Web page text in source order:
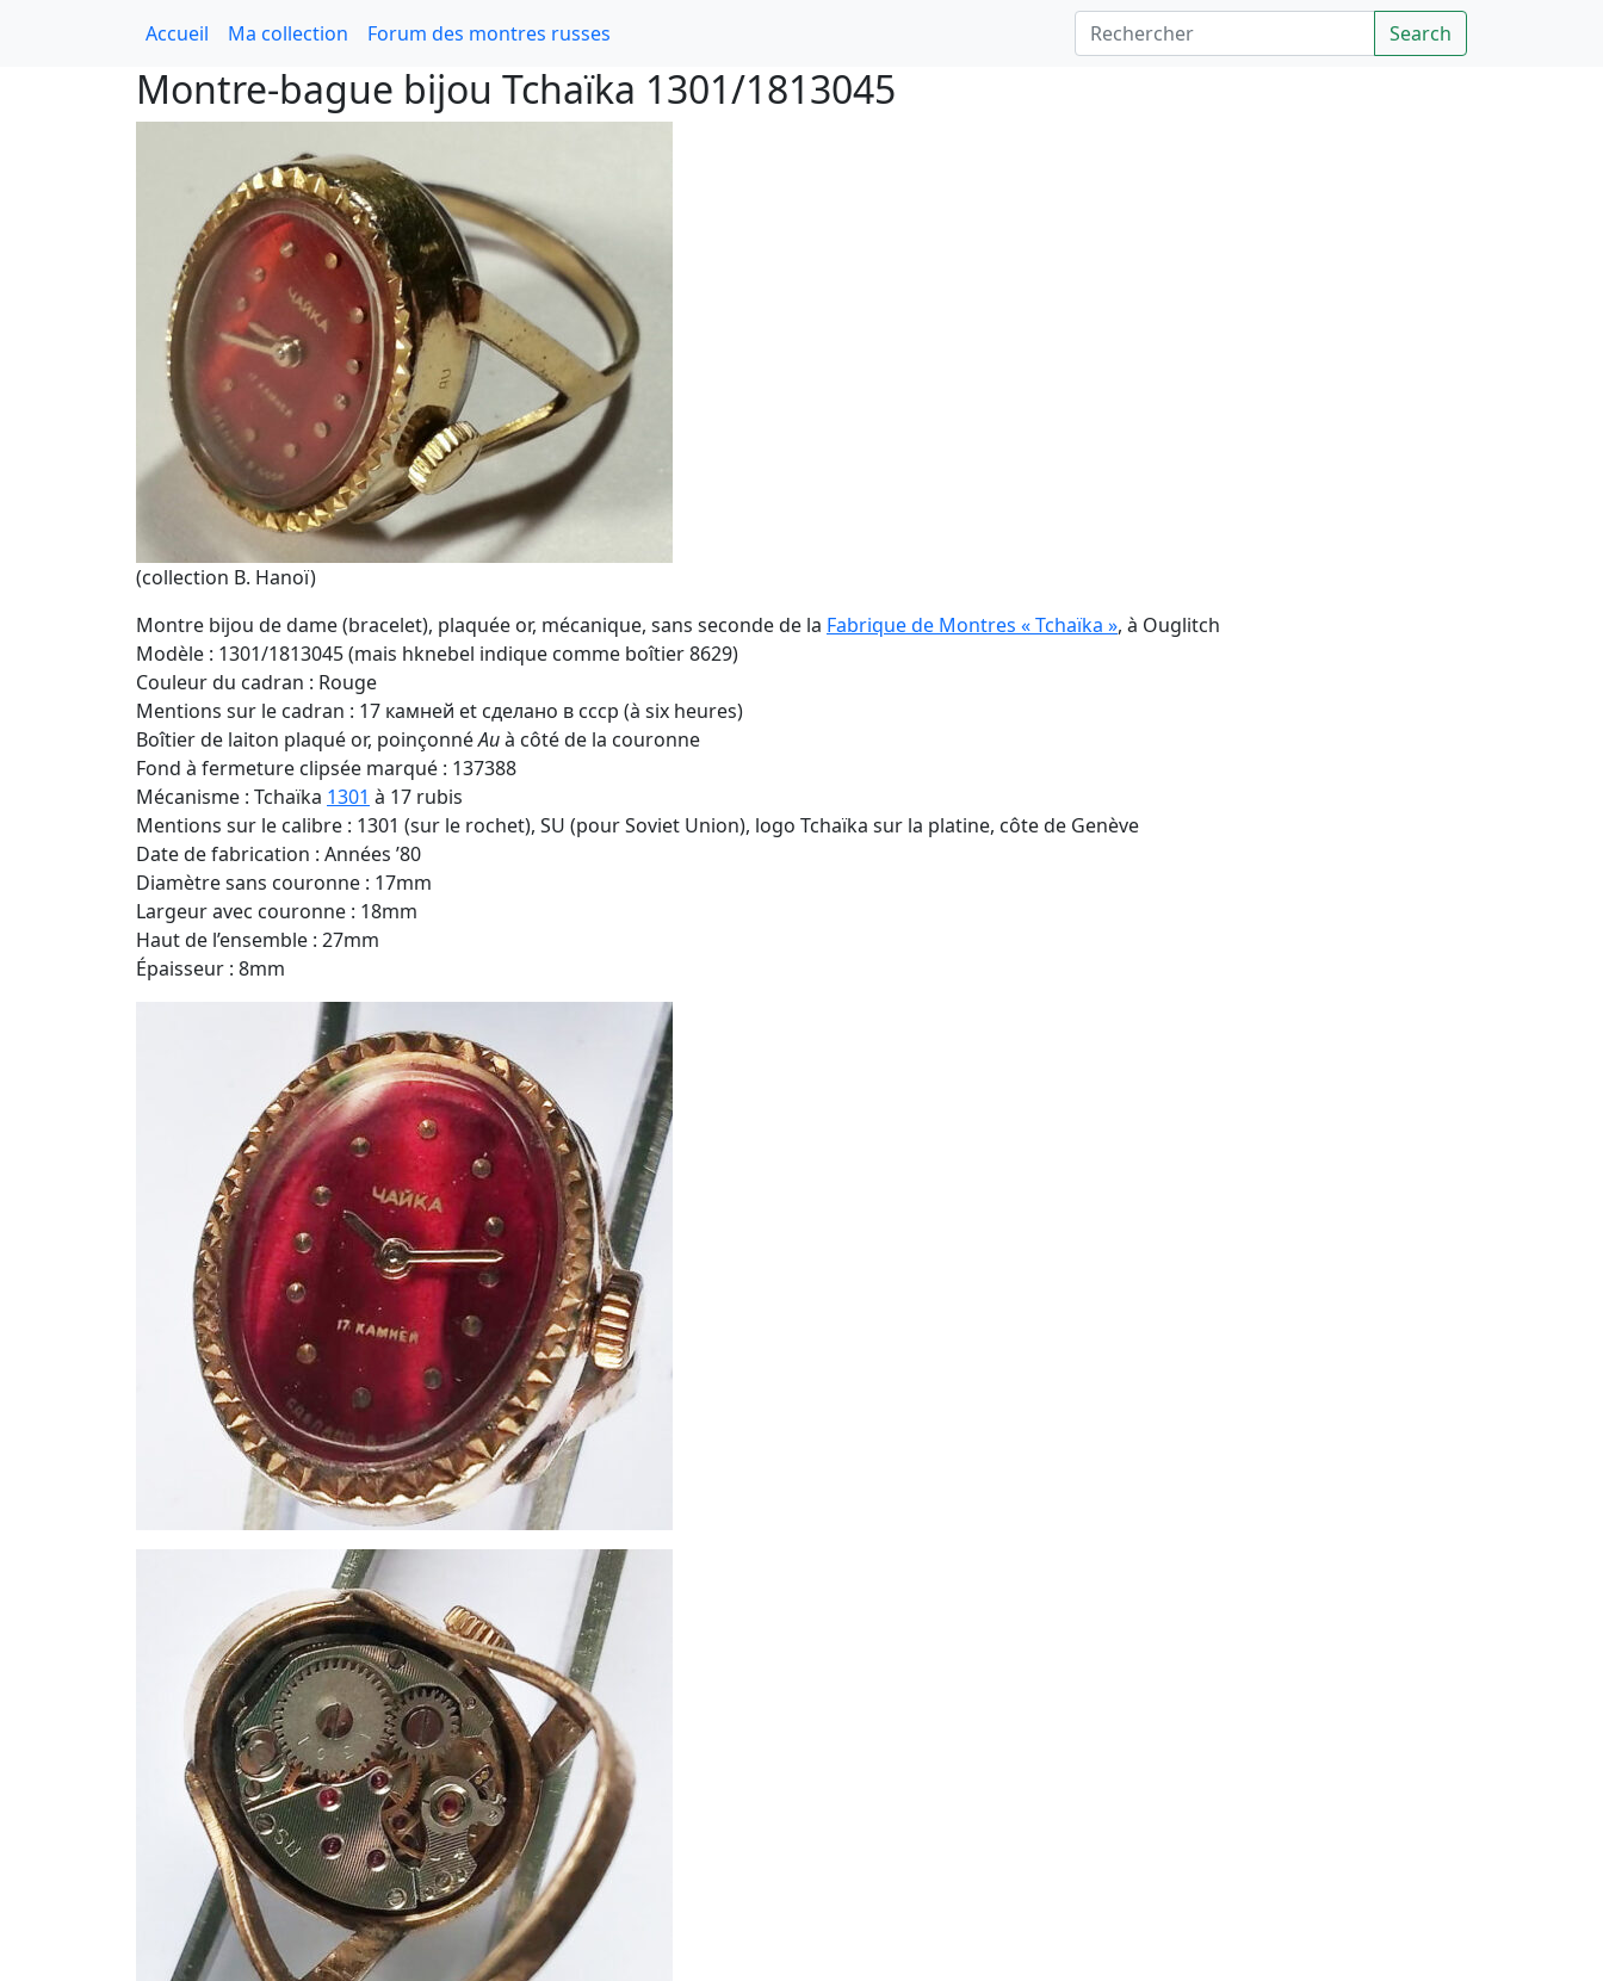
Accueil Ma collection Forum des montres russes Rechercher
Search
Montre-bague bijou Tchaïka 1301/1813045
(collection B. Hanoï)
Montre bijou de dame (bracelet), plaquée or, mécanique, sans seconde de la Fabrique de Montres « Tchaïka », à Ouglitch
Modèle : 1301/1813045 (mais hknebel indique comme boîtier 8629)
Couleur du cadran : Rouge
Mentions sur le cadran : 17 камней et cделано в cccp (à six heures)
Boîtier de laiton plaqué or, poinçonnéAuà côté de la couronne
Fond à fermeture clipsée marqué : 137388
Mécanisme : Tchaïka 1301 à 17 rubis
Mentions sur le calibre : 1301 (sur le rochet), SU (pour Soviet Union), logo Tchaïka sur la platine, côte de Genève
Date de fabrication : Années ’80
Diamètre sans couronne : 17mm
Largeur avec couronne : 18mm
Haut de l’ensemble : 27mm
Épaisseur : 8mm